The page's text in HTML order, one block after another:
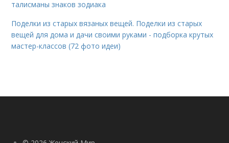
талисманы знаков зодиака
Поделки из старых вязаных вещей. Поделки из старых
вещей для дома и дачи своими руками - подборка крутых
мастер-классов (72 фото идеи)